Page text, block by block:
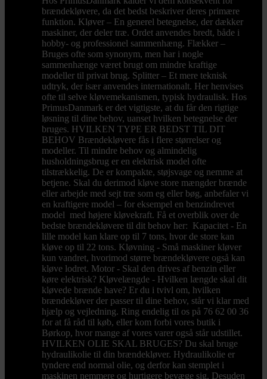
brændekløvere, da det bedst beskriver deres primære
funktion. Kløver – En generel betegnelse, der dækker
maskiner, der deler træ. Ordet anvendes bredt, både i
hobby- og professionel sammenhæng. Flækker –
Bruges ofte som synonym, men har i nogle
sammenhænge været brugt om mindre kraftige
modeller til privat brug. Splitter – Et mere teknisk
udtryk, der især anvendes internationalt. Her henvises
ofte til selve kløvemekanismen, typisk hydraulisk. Hos
PrimusDanmark er det vigtigste, at du får den rigtige
løsning til dine behov, uanset hvilken betegnelse der
bruges. HVILKEN TYPE ER BEDST TIL DIT
BEHOV Brændekløvere fås i flere størrelser og
modeller. Til mindre behov og almindelig
husholdningsbrug er en elektrisk model ofte
tilstrækkelig. De er kompakte, støjsvage og nemme at
betjene. Skal du derimod kløve store mængder brænde
eller arbejde med sejt træ som eg eller bøg, anbefaler vi
en kraftigere model – for eksempel en benzindrevet
model med højere kløvekraft. Få et overblik over de
bedste brændekløvere til dit behov her: Kapacitet - En
lille model kan klare op til 7 tons, hvor de store kan
kløve op til 22 tons. Kløvning - Små maskiner kløver
kun vandret, hvorimod større brændekløvere også kan
kløve lodret. Motor - Skal den drives af benzin eller
køre elektrisk? Kløvelængde - Hvilken længde skal dit
kløvede brænde have? Er du i tvivl om, hvilken
brændekløver der passer til dine behov, står vi klar med
hjælp og vejledning. Ring endelig til os på 76 62 00 36
for at få råd til køb, eller kom forbi vores butik i
Børkop, hvor mange af vores varer også står udstillet.
HVILKEN OLIE SKAL BRUGES? Du skal bruge
hydraulikolie til din brændekløver. Hydraulikolie er
tyndere end normal olie, og derfor kan stemplet i
maskinen nemmere og hurtigere bevæge sig. Desuden